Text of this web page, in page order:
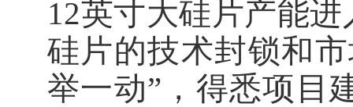
12英寸大硅片产能
硅片的技术封锁和
举一动”，得悉项目